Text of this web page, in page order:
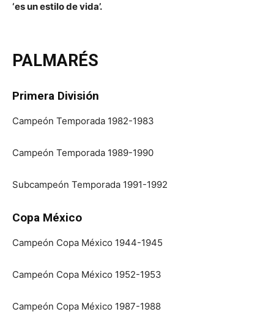
‘es un estilo de vida’.
PALMARÉS
Primera División
Campeón Temporada 1982-1983
Campeón Temporada 1989-1990
Subcampeón Temporada 1991-1992
Copa México
Campeón Copa México 1944-1945
Campeón Copa México 1952-1953
Campeón Copa México 1987-1988